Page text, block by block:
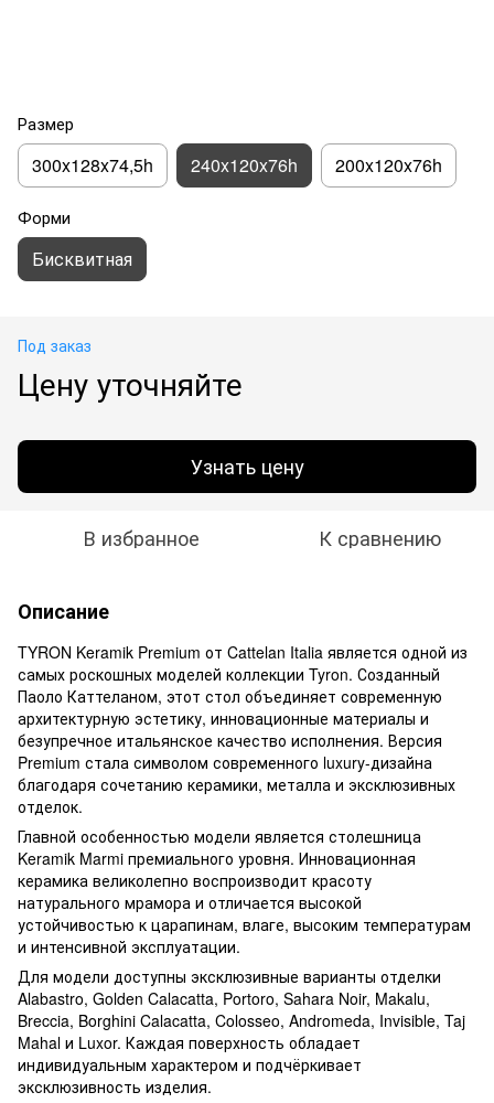
Размер
300x128x74,5h 240x120x76h 200x120x76h
Форми
Бисквитная
Под заказ
Цену уточняйте
Узнать цену
В избранное К сравнению
Описание
TYRON Keramik Premium от Cattelan Italia является одной из
самых роскошных моделей коллекции Tyron. Созданный
Паоло Каттеланом, этот стол объединяет современную
архитектурную эстетику, инновационные материалы и
безупречное итальянское качество исполнения. Версия
Premium стала символом современного luxury-дизайна
благодаря сочетанию керамики, металла и эксклюзивных
отделок.
Главной особенностью модели является столешница
Keramik Marmi премиального уровня. Инновационная
керамика великолепно воспроизводит красоту
натурального мрамора и отличается высокой
устойчивостью к царапинам, влаге, высоким температурам
и интенсивной эксплуатации.
Для модели доступны эксклюзивные варианты отделки
Alabastro, Golden Calacatta, Portoro, Sahara Noir, Makalu,
Breccia, Borghini Calacatta, Colosseo, Andromeda, Invisible, Taj
Mahal и Luxor. Каждая поверхность обладает
индивидуальным характером и подчёркивает
эксклюзивность изделия.